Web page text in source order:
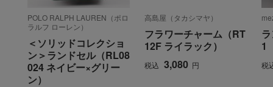
POLO RALPH LAUREN（ポロ
ラルフ ローレン）
＜ソリッドコレクショ
ン＞ランドセル（RL08
024 ネイビー×グリー
ン）
高島屋（タカシマヤ）
フラワーチャーム（RT
12F ライラック）
税込 3,080 円
1
税